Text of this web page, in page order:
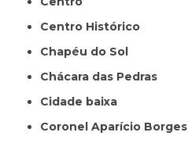
Centro Histórico
Chapéu do Sol
Chácara das Pedras
Cidade baixa
Coronel Aparício Borges